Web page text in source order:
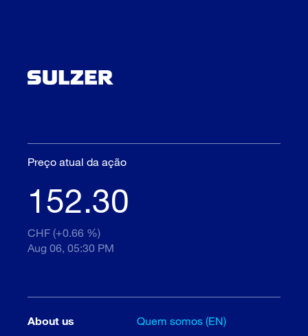
Preço atual da ação
152.30
CHF (+0.66 %)
Aug 06, 05:30 PM
About us
Quem somos (EN)